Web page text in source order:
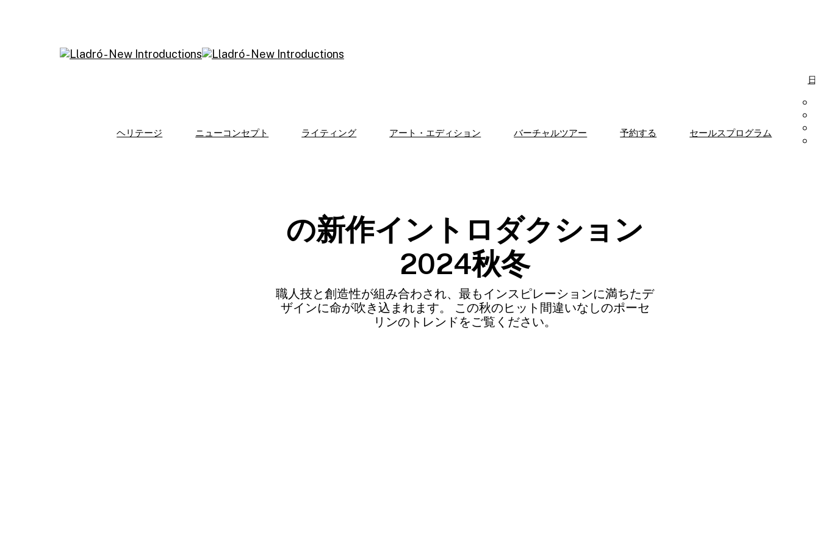
ヘリテージ ニューコンセプト ライティング アート・エディション バーチャルツアー 予約する セールスプログラム
日
の新作イントロダクション
2024秋冬
職人技と創造性が組み合わされ、最もインスピレーションに満ちたデ
ザインに命が吹き込まれます。 この秋のヒット間違いなしのポーセ
リンのトレンドをご覧ください。